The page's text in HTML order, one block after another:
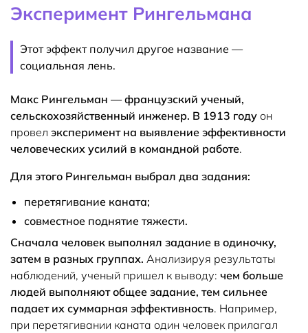
Эксперимент Рингельмана
Этот эффект получил другое название —
социальная лень.
Макс Рингельман — французский ученый,
сельскохозяйственный инженер. В 1913 году он
провел эксперимент на выявление эффективности
человеческих усилий в командной работе.
Для этого Рингельман выбрал два задания:
перетягивание каната;
совместное поднятие тяжести.
Сначала человек выполнял задание в одиночку,
затем в разных группах. Анализируя результаты
наблюдений, ученый пришел к выводу: чем больше
людей выполняют общее задание, тем сильнее
падает их суммарная эффективность. Например,
при перетягивании каната один человек прилагал